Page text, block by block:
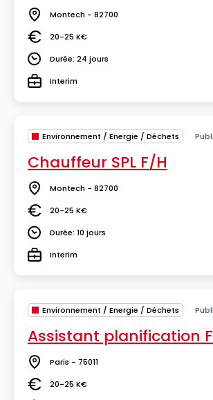
Lieu Montech - 82700
Salaire20-25 K€
DuréeDurée: 24 jours
TypeInterim
Environnement / Energie / Déchets
Chauffeur SPL F/H
Lieu Montech - 82700
Salaire20-25 K€
DuréeDurée: 10 jours
TypeInterim
Environnement / Energie / Déchets
Assistant planification
Lieu Paris - 75011
Salaire20-25 K€